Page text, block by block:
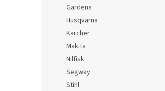
Gardena
Husqvarna
Karcher
Makita
Nilfisk
Segway
Stihl